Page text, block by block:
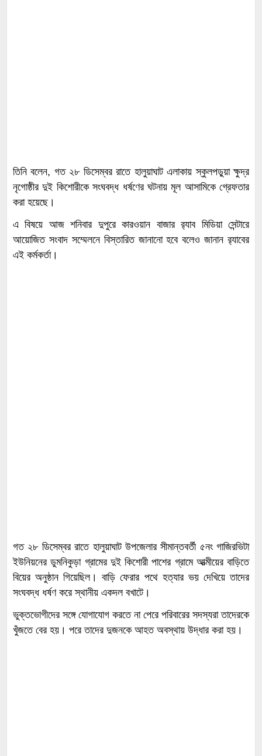
তিনি বলেন, গত ২৮ ডিসেম্বর রাতে হালুয়াঘাট এলাকায় স্কুলপড়ুয়া ক্ষুদ্র
নৃগোষ্ঠীর দুই কিশোরীকে সংঘবদ্ধ ধর্ষণের ঘটনায় মূল আসামিকে গ্রেফতার
করা হয়েছে।
এ বিষয়ে আজ শনিবার দুপুরে কারওয়ান বাজার র‌্যাব মিডিয়া সেন্টারে
আয়োজিত সংবাদ সম্মেলনে বিস্তারিত জানানো হবে বলেও জানান র‌্যাবের
এই কর্মকর্তা।
গত ২৮ ডিসেম্বর রাতে হালুয়াঘাট উপজেলার সীমান্তবর্তী ৫নং গাজিরভিটা
ইউনিয়নের ডুমনিকুড়া গ্রামের দুই কিশোরী পাশের গ্রামে আত্মীয়ের বাড়িতে
বিয়ের অনুষ্ঠান গিয়েছিল। বাড়ি ফেরার পথে হত্যার ভয় দেখিয়ে তাদের
সংঘবদ্ধ ধর্ষণ করে স্থানীয় একদল বখাটে।
ভুক্তভোগীদের সঙ্গে যোগাযোগ করতে না পেরে পরিবারের সদস্যরা তাদেরকে
খুঁজতে বের হয়। পরে তাদের দুজনকে আহত অবস্থায় উদ্ধার করা হয়।